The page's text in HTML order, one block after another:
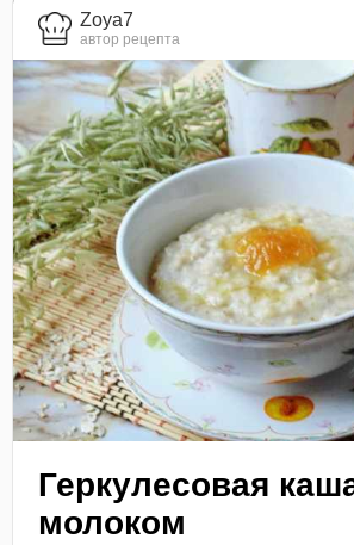
Zoya7
автор рецепта
Геркулесовая
молоком